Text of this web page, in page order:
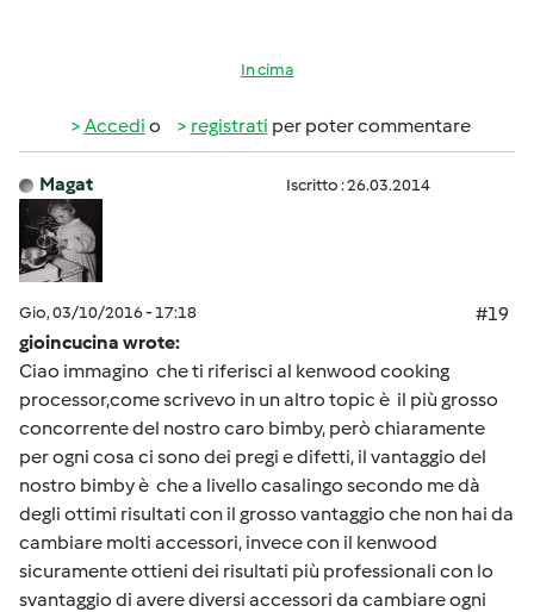
In cima
Accedi o registrati per poter commentare
Magat Iscritto : 26.03.2014
Gio, 03/10/2016 - 17:18
#19
gioincucina wrote:
Ciao immagino che ti riferisci al kenwood cooking
processor,come scrivevo in un altro topic è il più grosso
concorrente del nostro caro bimby, però chiaramente
per ogni cosa ci sono dei pregi e difetti, il vantaggio del
nostro bimby è che a livello casalingo secondo me dà
degli ottimi risultati con il grosso vantaggio che non hai da
cambiare molti accessori, invece con il kenwood
sicuramente ottieni dei risultati più professionali con lo
svantaggio di avere diversi accessori da cambiare ogni